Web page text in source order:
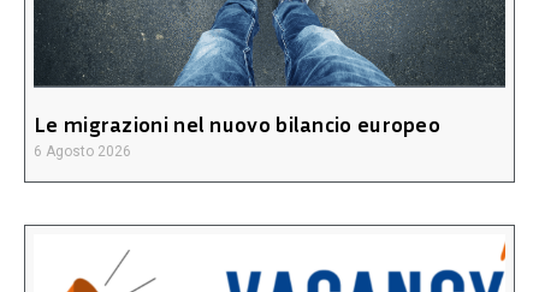
Le migrazioni nel nuovo bilancio europeo
6 Agosto 2026